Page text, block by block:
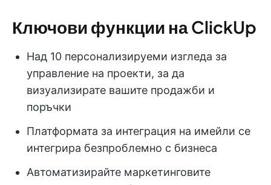
Ключови функции на ClickUp
Над 10 персонализируеми изгледа за
управление на проекти, за да
визуализирате вашите продажби и
поръчки
Платформата за интеграция на имейли се
интегрира безпроблемно с бизнеса
Автоматизирайте маркетинговите